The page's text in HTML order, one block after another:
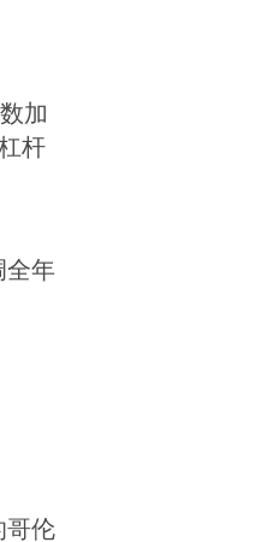
加
杆
全年
哥伦